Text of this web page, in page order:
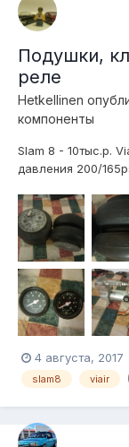
Подушки,
реле
Hetkellinen
компоненты
Slam 8 - 10тыс.р.
давления 200/
4 августа, 2017
slam8 viair